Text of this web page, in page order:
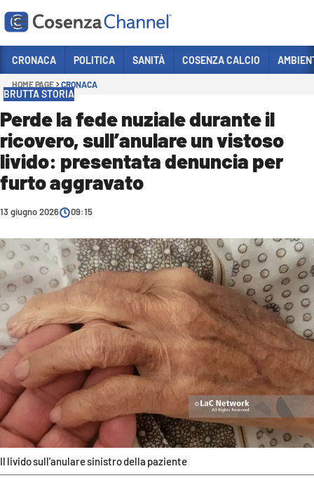
Sezioni
POLITICA
COSENZA CALCIO
ECONOMIA E LAVORO
ITALIA MONDO
SANITÀ
SPORT
CULTURA
AMBIENTE
Streaming
LAC TV
LAC NETWORK
LAC ONAIR
LaC
CRONACA POLITICA SANITÀ COSENZA CALCIO
HOME PAGE CRONACA
BRUTTA STORIA
Perde la fede nuziale durante il
ricovero, sull’anulare un vistoso
livido: presentata denuncia per
furto aggravato
Il livido sull'anulare sinistro della paziente
13 giugno 2026 09:15